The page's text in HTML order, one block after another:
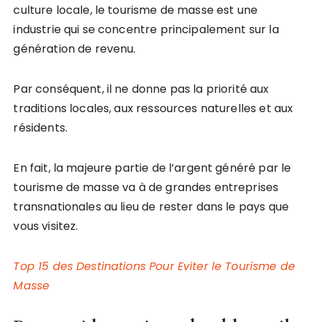
culture locale, le tourisme de masse est une
industrie qui se concentre principalement sur la
génération de revenu.
Par conséquent, il ne donne pas la priorité aux
traditions locales, aux ressources naturelles et aux
résidents.
En fait, la majeure partie de l’argent généré par le
tourisme de masse va à de grandes entreprises
transnationales au lieu de rester dans le pays que
vous visitez.
Top 15 des Destinations Pour Eviter le Tourisme de
Masse